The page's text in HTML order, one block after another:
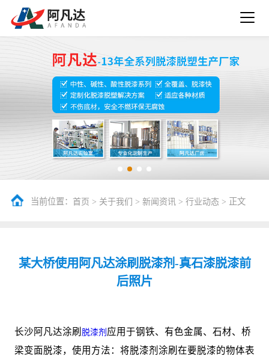
当前位置： 首页 > 关于我们 > 新闻资讯 > 行业动态> 正文
某大桥使用阿凡达涂刷脱漆剂-真石漆脱漆前
后照片
长沙阿凡达涂刷 脱漆剂 应用于钢铁、有色金属、石材、桥
梁变面脱漆，使用方法：将脱漆剂涂刷在要脱漆的物体表